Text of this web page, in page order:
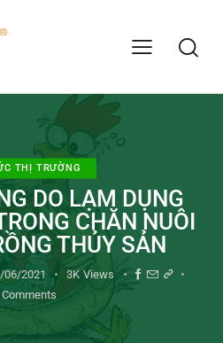
THỊ TRƯỜNG
DO LẠM DỤNG
CHĂN NUÔI
THỦY SẢN
06/2021 3K Views
Comments